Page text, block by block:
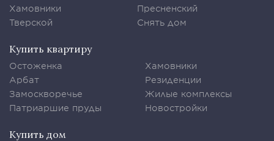
Хамовники
Тверской
Пресненский
Снять дом
Купить квартиру
Остоженка
Арбат
Замоскворечье
Патриаршие пруды
Хамовники
Резиденции
Жилые комплексы
Новостройки
Купить дом